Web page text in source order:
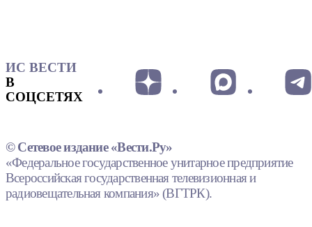
ИС ВЕСТИ
В
СОЦСЕТЯХ
© Сетевое издание «Вести.Ру»
«Федеральное государственное унитарное предприятие
Всероссийская государственная телевизионная и
радиовещательная компания» (ВГТРК).